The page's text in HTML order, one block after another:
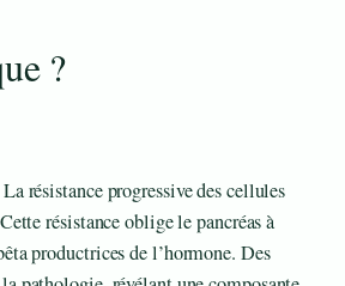
?
résistance progressive des cellules
résistance oblige le pancréas à
productrices de l’hormone. Des